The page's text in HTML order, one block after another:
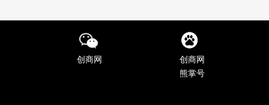
创商网
创商网
熊掌号